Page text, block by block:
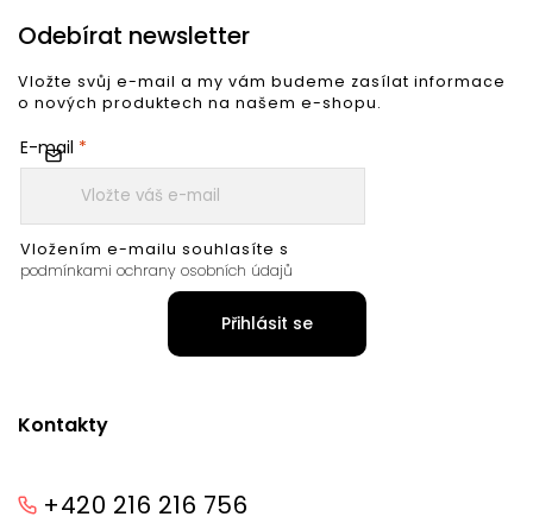
Kontakty
+420 216 216 756
Odebírat newsletter
Vložte svůj e-mail a my vám budeme zasílat informace
o nových produktech na našem e-shopu.
E-mail
Vložením e-mailu souhlasíte s
podmínkami ochrany osobních údajů
Přihlásit se